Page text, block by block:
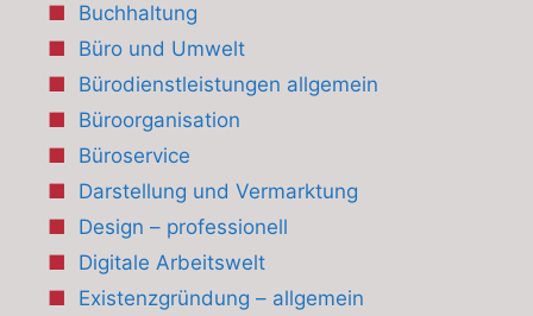
Buchhaltung
Büro und Umwelt
Bürodienstleistungen allgemein
Büroorganisation
Büroservice
Darstellung und Vermarktung
Design – professionell
Digitale Arbeitswelt
Existenzgründung – allgemein